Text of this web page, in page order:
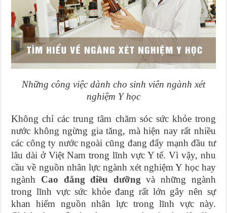
Những công việc dành cho sinh viên ngành xét
nghiệm Y học
Không chỉ các trung tâm chăm sóc sức khỏe trong
nước không ngừng gia tăng, mà hiện nay rất nhiều
các công ty nước ngoài cũng đang đẩy mạnh đầu tư
lâu dài ở Việt Nam trong lĩnh vực Y tế. Vì vậy, nhu
cầu về nguồn nhân lực ngành xét nghiệm Y học hay
ngành Cao đẳng điều dưỡng và những ngành
trong lĩnh vực sức khỏe đang rất lớn gây nên sự
khan hiếm nguồn nhân lực trong lĩnh vực này.